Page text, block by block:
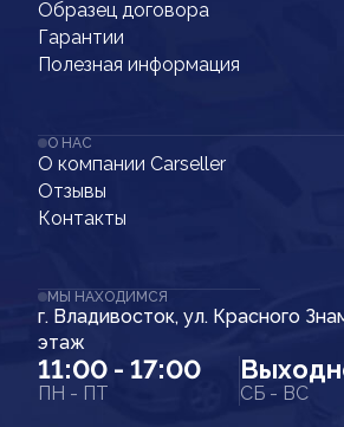
Образец договора
Гарантии
Полезная информация
О НАС
О компании Carseller
Отзывы
Контакты
МЫ НАХОДИМСЯ
г. Владивосток, ул. Красного
этаж
11:00 - 17:00
ПН - ПТ СБ - ВС